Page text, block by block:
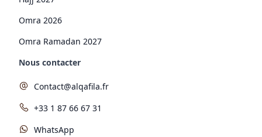
Omra 2026
Omra Ramadan 2027
Nous contacter
Contact@alqafila.fr
+33 1 87 66 67 31
WhatsApp